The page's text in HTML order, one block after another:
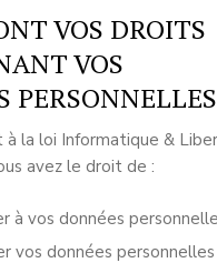
VOS DROITS
VOS
à la loi Informatique &
avez le droit de :
à vos données
vos données personnelles